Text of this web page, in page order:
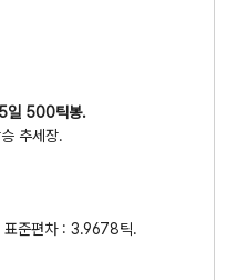
일 500틱봉.
추세장.
준편차 : 3.9678틱.